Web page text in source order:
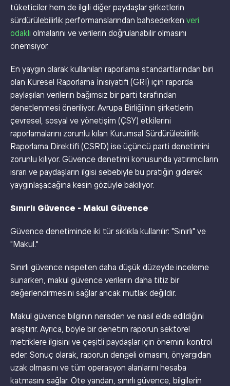
tüketiciler hem de ilgili diğer paydaşlar şirketlerin
sürdürülebilirlik performanslarından bahsederken veri
odaklı olmalarını ve verilerin doğrulanabilir olmasını
önemsiyor.
En yaygın olarak kullanılan raporlama standartlarından biri
olan Küresel Raporlama İnisiyatifi (GRI) için raporda
paylaşılan verilerin bağımsız bir parti tarafından
denetlenmesi öneriliyor. Avrupa Birliği’nin şirketlerin
çevresel, sosyal ve yönetişim (ÇSY) etkilerini
raporlamalarını zorunlu kılan Kurumsal Sürdürülebilirlik
Raporlama Direktifi (CSRD) ise üçüncü parti denetimini
zorunlu kılıyor. Güvence denetimi konusunda yatırımcıların
ısrarı ve paydaşların ilgisi sebebiyle bu pratiğin giderek
yaygınlaşacağına kesin gözüyle bakılıyor.
Sınırlı Güvence - Makul Güvence
Güvence denetiminde iki tür sıklıkla kullanılır: "Sınırlı" ve
"Makul."
Sınırlı güvence nispeten daha düşük düzeyde inceleme
sunarken, makul güvence verilerin daha titiz bir
değerlendirmesini sağlar ancak mutlak değildir.
Makul güvence bilginin nereden ve nasıl elde edildiğini
araştırır. Ayrıca, böyle bir denetim raporun sektörel
metriklere ilgisini ve çeşitli paydaşlar için önemini kontrol
eder. Sonuç olarak, raporun dengeli olmasını, önyargıdan
uzak olmasını ve tüm operasyon alanlarını hesaba
katmasını sağlar. Öte yandan, sınırlı güvence, bilgilerin